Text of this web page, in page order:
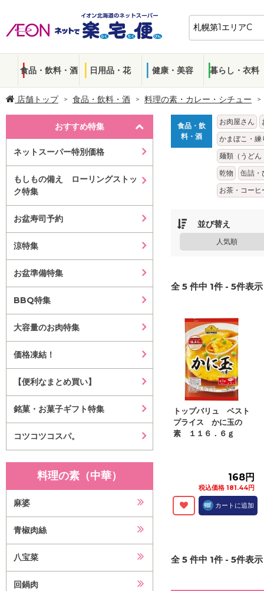
食品・飲料・酒 日用品・花 健康・美容 暮らし・衣料
店舗トップ 食品・飲料・酒 料理の素・カレー・シチュー
おすすめ特集
ネットスーパー特別価格
もしもの備え ローリングストッ
ク特集
お盆寿司予約
涼特集
お盆準備特集
BBQ特集
大容量のお肉特集
価格凍結！
【便利なまとめ買い】
銘菓・お菓子ギフト特集
コツコツコスパ。
料理の素（中華）
麻婆
青椒肉絲
八宝菜
回鍋肉
食品・飲
料・酒
お肉屋さん
かまぼこ・練
麺類（うどん
乾物
缶詰・
お茶・コー
並び替え
人気順
全5 件中 1件 - 5件表
トップバリュ ベスト
プライス かに玉の
素 １１６．６ｇ
168円
税込価格 181.44円
カートに追加
全5 件中 1件 - 5件表